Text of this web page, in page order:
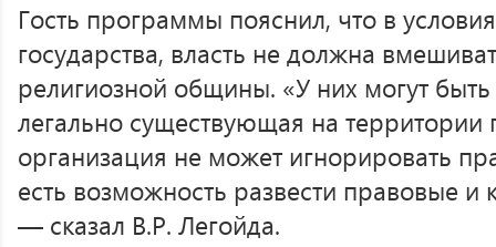
Гость программы пояснил, что в
государства, власть не должна
религиозной общины. «У них могут
легально существующая на территории
организация не может игнорировать
есть возможность развести правовые и
— сказал В.Р. Легойда.